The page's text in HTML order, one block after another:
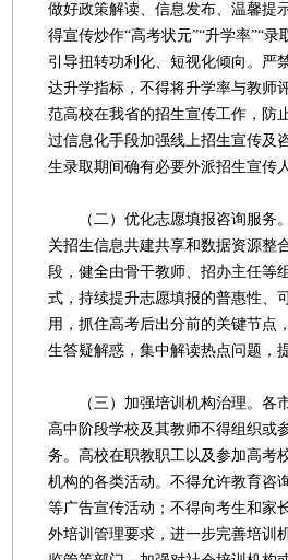
做好政策解读、信息发布、温馨提
得宣传炒作“高考状元”“升学率”“
引导扭转功利化、短视化倾向。严
达升学指标，不得将升学率与教师
范高校在我省的招生宣传工作，防
过信息化手段加强线上招生宣传及
生录取期间确有必要外派招生宣传
（二）优化志愿填报咨询服务。
关招生信息共建共享和数据资源整
段，健全由骨干教师、招办主任等
式，持续提升志愿填报的普惠性、
用，抓住高考后出分前的关键节点
生答疑解惑，集中解读热点问题，
（三）加强培训机构治理。各市
高中阶段学校及其教师不得组织或
务。高校在职教职工以及参加高考
机构的各类活动。不得允许教育咨
等广告宣传活动；不得向考生和家
外培训管理要求，进一步完善培训